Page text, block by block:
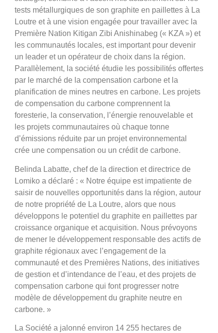
tests métallurgiques de son graphite en paillettes à La
Loutre et à une vision engagée pour travailler avec la
Première Nation Kitigan Zibi Anishinabeg (« KZA ») et
les communautés locales, est important pour devenir
un leader et un opérateur de choix dans la région.
Parallèlement, la société étudie les possibilités offertes
par le marché de la compensation carbone et la
planification de mines neutres en carbone. Les projets
de compensation du carbone comprennent la
foresterie, la conservation, l’énergie renouvelable et
les projets communautaires où chaque tonne
d’émissions réduite par un projet environnemental
crée une compensation ou un crédit de carbone.
Belinda Labatte, chef de la direction et directrice de
Lomiko a déclaré : « Notre équipe est impatiente de
saisir de nouvelles opportunités dans la région, autour
de notre propriété de La Loutre, alors que nous
développons le potentiel du graphite en paillettes par
croissance organique et acquisition. Nous prévoyons
de mener le développement responsable des actifs de
graphite régionaux avec l’engagement de la
communauté et des Premières Nations, des initiatives
de gestion et d’intendance de l’eau, et des projets de
compensation carbone qui font progresser notre
modèle de développement du graphite neutre en
carbone. »
La Société a jalonné environ 14 255 hectares de